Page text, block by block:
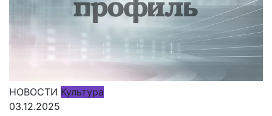
НОВОСТИ Культура
03.12.2025